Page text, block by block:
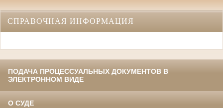
СПРАВОЧНАЯ ИНФОРМАЦИЯ
ПОДАЧА ПРОЦЕССУАЛЬНЫХ ДОКУМЕНТОВ В
ЭЛЕКТРОННОМ ВИДЕ
О СУДЕ